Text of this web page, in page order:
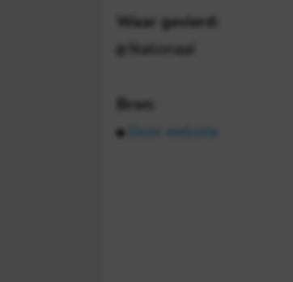
Waar gevierd:
Nationaal
Bron: